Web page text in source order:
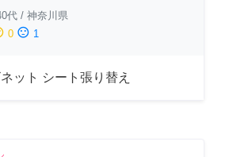
代 / 神奈川県
0 sentiment_dissatisfied 1
ット シート張り替え